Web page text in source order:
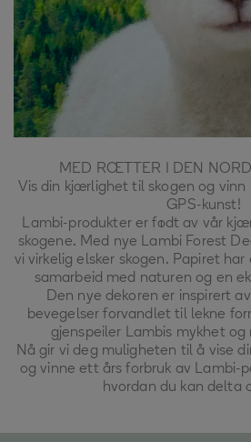
MED RŒTTER I DEN
Vis din kjærlighet til skogen og vinn
GPS-kunst!
Lambi-produkter er født av vår
skogene. Med nye Lambi Forest
vi virkeligelsker skogen. Papiret har
samarbeid med naturen og en
Den nye dekoren er inspirert av
bevegelser forvandlet til lekne
gjenspeiler Lambis mykhet og
Nå gir vi deg muligheten til å vise
og vinne ett års forbruk av Lambi-
hvordan du kan delta